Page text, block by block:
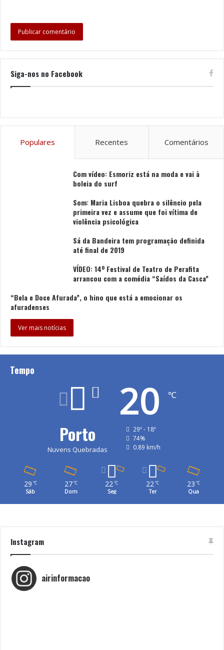
Siga-nos no Facebook
Populares Recentes Comentários
Com vídeo: Esmoriz está na moda e vai à
boleia do surf
Som: Maria Lisboa quebra o silêncio pela
primeira vez e assume que foi vítima de
violência psicológica
Sá da Bandeira tem programação definida
até final de 2019
VÍDEO: 14º Festival de Teatro de Perafita
arrancou com a comédia “Saídos da Casca”
“Bela e Doce Afurada”, o hino que está a emocionar os
afuradenses
Ver mais notícias
Tempo
Porto
Nuvens Quebradas
20 ℃
29º - 18º
74%
0.89 km/h
29 ℃
Sáb
27 ℃
Dom
22℃
Seg
22℃
Ter
23 ℃
Qua
Instagram
airinformacao